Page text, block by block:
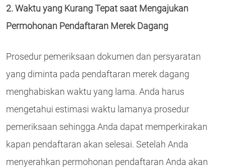
2. Waktu yang Kurang Tepat saat Mengajukan
Permohonan Pendaftaran Merek Dagang
Prosedur pemeriksaan dokumen dan persyaratan
yang diminta pada pendaftaran merek dagang
menghabiskan waktu yang lama. Anda harus
mengetahui estimasi waktu lamanya prosedur
pemeriksaan sehingga Anda dapat memperkirakan
kapan pendaftaran akan selesai. Setelah Anda
menyerahkan permohonan pendaftaran Anda akan